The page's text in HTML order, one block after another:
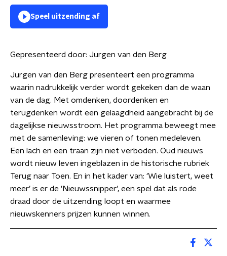
Speel uitzending af
Gepresenteerd door: Jurgen van den Berg
Jurgen van den Berg presenteert een programma
waarin nadrukkelijk verder wordt gekeken dan de waan
van de dag. Met omdenken, doordenken en
terugdenken wordt een gelaagdheid aangebracht bij de
dagelijkse nieuwsstroom. Het programma beweegt mee
met de samenleving: we vieren of tonen medeleven.
Een lach en een traan zijn niet verboden. Oud nieuws
wordt nieuw leven ingeblazen in de historische rubriek
Terug naar Toen. En in het kader van: ‘Wie luistert, weet
meer’ is er de 'Nieuwssnipper', een spel dat als rode
draad door de uitzending loopt en waarmee
nieuwskenners prijzen kunnen winnen.